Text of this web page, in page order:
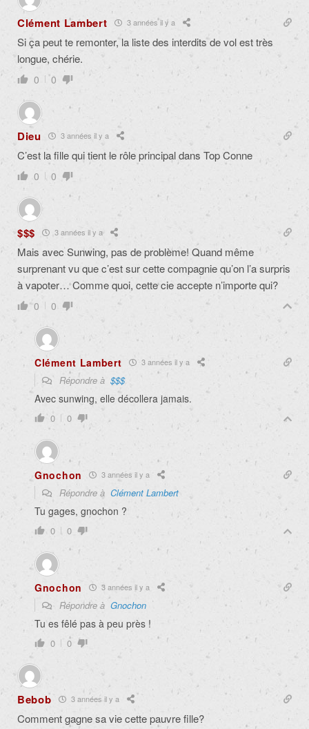
Clément Lambert 3 années il y a
Si ça peut te remonter, la liste des interdits de vol est très
longue, chérie.
0 0
Dieu 3 années il y a
C’est la fille qui tient le rôle principal dans Top Conne
0 0
$$$ 3 années il y a
Mais avec Sunwing, pas de problème! Quand même
surprenant vu que c’est sur cette compagnie qu’on l’a surpris
à vapoter… Comme quoi, cette cie accepte n’importe qui?
0 0
Clément Lambert 3 années il y a
Répondre à $$$
Avec sunwing, elle décollera jamais.
0 0
Gnochon 3 années il y a
Répondre à Clément Lambert
Tu gages, gnochon ?
0 0
Gnochon 3 années il y a
Répondre à Gnochon
Tu es fêlé pas à peu près !
0 0
Bebob 3 années il y a
Comment gagne sa vie cette pauvre fille?